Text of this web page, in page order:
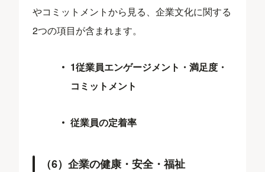
やコミットメントから見る、企業文化に関する
2つの項目が含まれます。
1従業員エンゲージメント・満足度・
コミットメント
従業員の定着率
（6）企業の健康・安全・福祉